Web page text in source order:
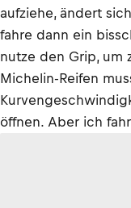
aufziehe, ändert
fahre dann ein
nutze den Grip, um
Michelin-Reifen
öffnen. Aber ich